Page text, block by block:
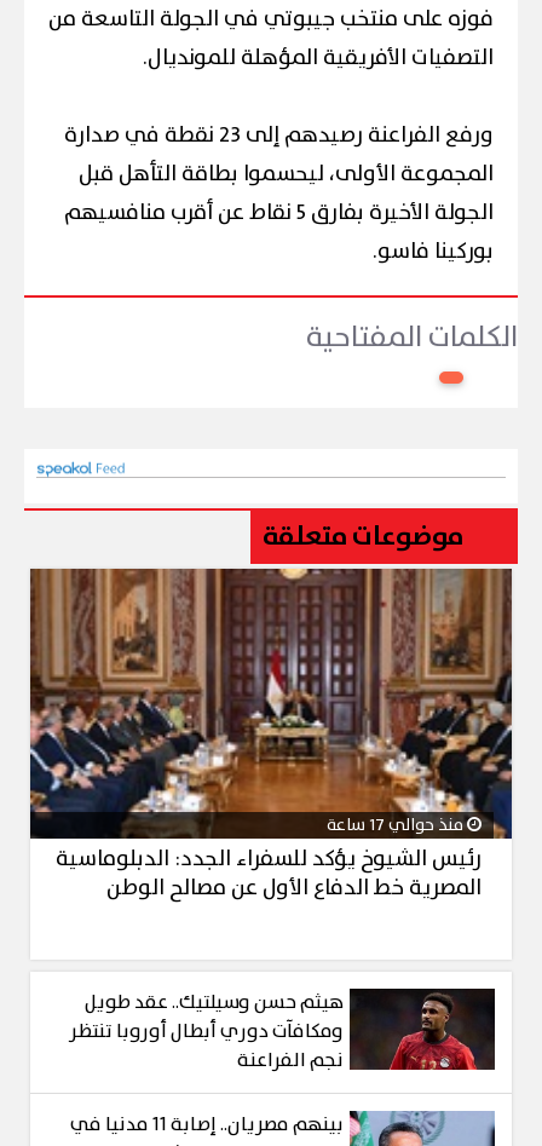
فوزه على منتخب جيبوتي في الجولة التاسعة من
التصفيات الأفريقية المؤهلة للمونديال.
ورفع الفراعنة رصيدهم إلى 23 نقطة في صدارة
المجموعة الأولى، ليحسموا بطاقة التأهل قبل
الجولة الأخيرة بفارق 5 نقاط عن أقرب منافسيهم
بوركينا فاسو.
الكلمات المفتاحية
موضوعات متعلقة
منذ حوالي 17 ساعة
رئيس الشيوخ يؤكد للسفراء الجدد: الدبلوماسية
المصرية خط الدفاع الأول عن مصالح الوطن
هيثم حسن وسيلتيك.. عقد طويل
ومكافآت دوري أبطال أوروبا تنتظر
نجم الفراعنة
بينهم مصريان.. إصابة 11 مدنيا في